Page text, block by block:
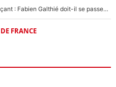
Le XV de France a trouvé son remplaçant : Fabien Galthié doit-il se passer d'Antoine Dupont ?
FRANCE